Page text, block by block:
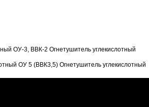
ОУ-3, ВВК-2 Огнетушитель углекислотный
ОУ 5 (ВВК3,5) Огнетушитель углекислотный